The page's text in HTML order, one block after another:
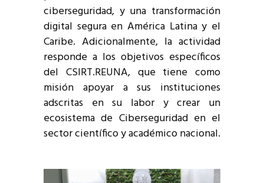
ciberseguridad, y una transformación
digital segura en América Latina y el
Caribe. Adicionalmente, la actividad
responde a los objetivos específicos
del CSIRT.REUNA, que tiene como
misión apoyar a sus instituciones
adscritas en su labor y crear un
ecosistema de Ciberseguridad en el
sector científico y académico nacional.